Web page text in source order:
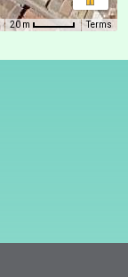
20 m Terms